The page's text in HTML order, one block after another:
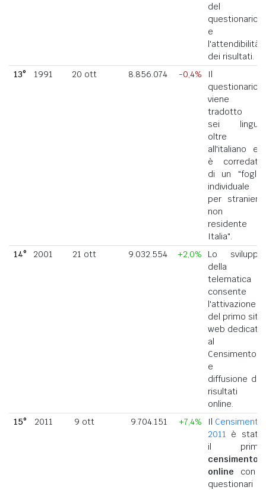
del
questionario
e
l'attendibilità
dei risultati.
13°
1991 20 ott 8.856.074 -0,4%
Il
questionario
viene
tradotto in
sei lingue
oltre
all'italiano ed
è corredato
di un "foglio
individuale
per straniero
non
residente in
Italia".
14°
2001 21 ott 9.032.554 +2,0%
Lo sviluppo
della
telematica
consente
l'attivazione
del primo sito
web dedicato
al
Censimento
e la
diffusione dei
risultati
online.
15°
2011 9 ott 9.704.151 +7,4% Il Censimento
2011 è stato
il primo
censimento
online con i
questionari